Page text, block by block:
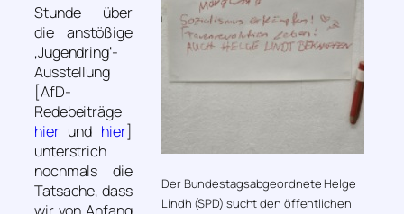
Der Bundestagsabgeordnete Helge
Lindh (SPD) sucht den öffentlichen
Stunde über
die anstößige
‚Jugendring‘-
Ausstellung
[AfD-
Redebeiträge
hierund hier]
unterstrich
nochmals die
Tatsache, dass